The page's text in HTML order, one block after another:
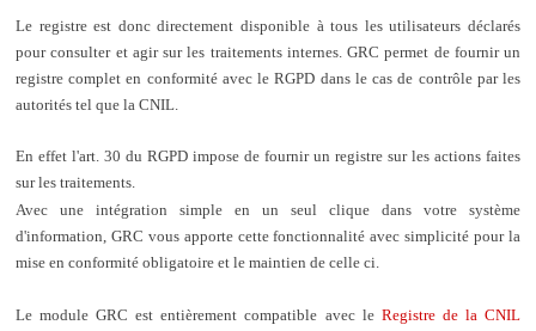
Le registre est donc directement disponible à tous les utilisateurs déclarés
pour consulter et agir sur les traitements internes. GRC permet de fournir un
registre complet en conformité avec le RGPD dans le cas de contrôle par les
autorités tel que la CNIL.
En effet l'art. 30 du RGPD impose de fournir un registre sur les actions faites
sur les traitements.
Avec une intégration simple en un seul clique dans votre système
d'information, GRC vous apporte cette fonctionnalité avec simplicité pour la
mise en conformité obligatoire et le maintien de celle ci.
Le module GRC est entièrement compatible avec le Registre de la CNIL